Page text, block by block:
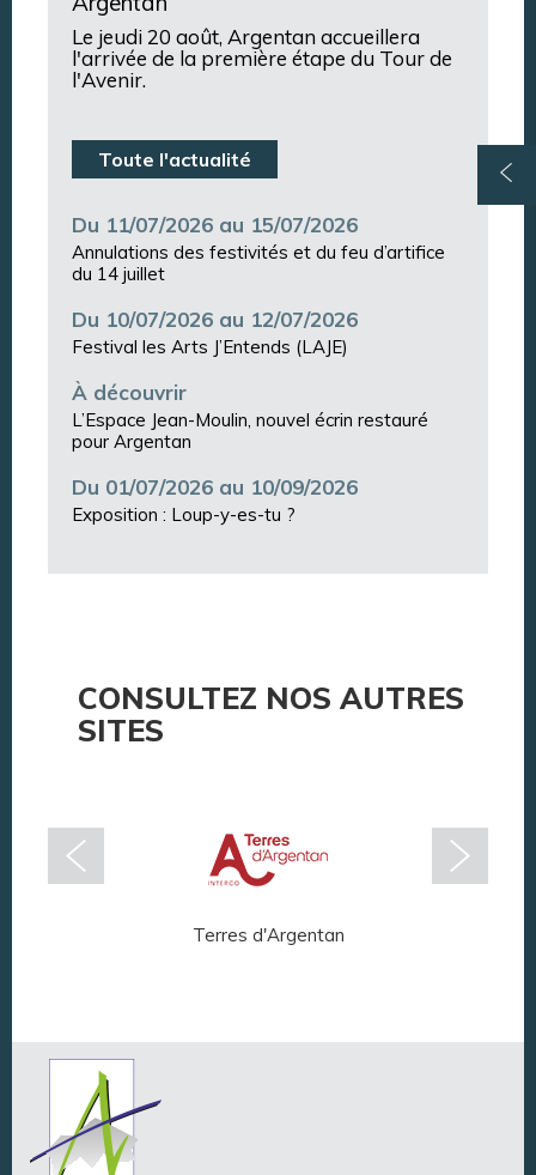
Le jeudi 20 août, Argentan accueillera
l'arrivée de la première étape du Tour de
l'Avenir.
Toute l'actualité
Du 11/07/2026 au 15/07/2026
Annulations des festivités et du feu d’artifice
du 14 juillet
Du 10/07/2026 au 12/07/2026
Festival les Arts J’Entends (LAJE)
À découvrir
L’Espace Jean-Moulin, nouvel écrin restauré
pour Argentan
Du 01/07/2026 au 10/09/2026
Exposition : Loup-y-es-tu ?
CONSULTEZ NOS AUTRES
SITES
Terres d'Argentan